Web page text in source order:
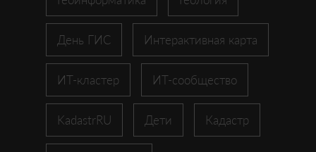
День ГИС Интерактивная карта
ИТ-кластер ИТ-сообщество
KadastrRU Дети Кадастр